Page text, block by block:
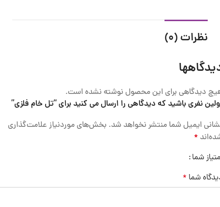
نظرات (0)
دیدگاهی برای این محصول نوشته نشده است.
نفری باشید که دیدگاهی را ارسال می کنید برای “تل خام فلزی”
ایمیل شما منتشر نخواهد شد. بخش‌های موردنیاز علامت‌گذاری
*
شما
شما *